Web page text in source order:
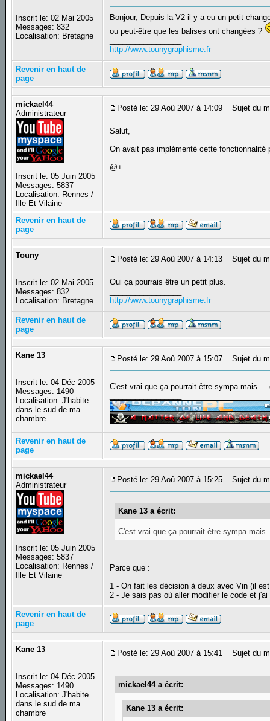
Inscrit le: 02 Mai 2005
Messages: 832
Localisation: Bretagne
Bonjour, Depuis la V2 il y a eu un petit
ou peut-être que les balises ont changées ?
http://www.tounygraphisme.fr
Revenir en haut de
page
mickael44
Administrateur
Inscrit le: 05 Juin 2005
Messages: 5837
Localisation: Rennes /
Ille Et Vilaine
Posté le: 29 Aoû 2007 à 14:09 Sujet du
Salut,
On avait pas implémenté cette
@+
Revenir en haut de
page
Touny
Inscrit le: 02 Mai 2005
Messages: 832
Localisation: Bretagne
Posté le: 29 Aoû 2007 à 14:13 Sujet du
Oui ça pourrais être un petit plus.
http://www.tounygraphisme.fr
Revenir en haut de
page
Kane 13
Inscrit le: 04 Déc 2005
Messages: 1490
Localisation: J'habite
dans le sud de ma
chambre
Posté le: 29 Aoû 2007 à 15:07 Sujet du
C'est vrai que ça pourrait être sympa mais
Revenir en haut de
page
mickael44
Administrateur
Inscrit le: 05 Juin 2005
Messages: 5837
Localisation: Rennes /
Ille Et Vilaine
Posté le: 29 Aoû 2007 à 15:25 Sujet du
Kane 13 a écrit:
C'est vrai que ça pourrait être sympa
Parce que :
1 - On fait les décision à deux avec Vin (il
2 - Je sais pas où aller modifier le code et
Revenir en haut de
page
Kane 13
Inscrit le: 04 Déc 2005
Messages: 1490
Localisation: J'habite
dans le sud de ma
chambre
Posté le: 29 Aoû 2007 à 15:41 Sujet du
mickael44 a écrit:
Kane 13 a écrit: